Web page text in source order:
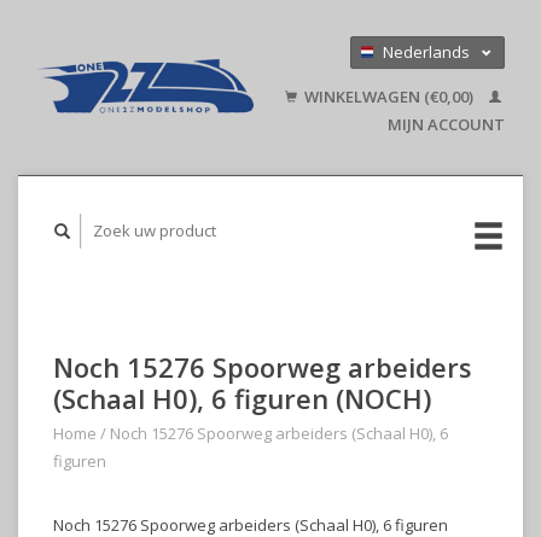
Nederlands
English
WINKELWAGEN (€0,00)
MIJN ACCOUNT
Noch 15276 Spoorweg arbeiders
(Schaal H0), 6 figuren (NOCH)
Home / Noch 15276 Spoorweg arbeiders (Schaal H0), 6
figuren
Noch 15276 Spoorweg arbeiders (Schaal H0), 6 figuren